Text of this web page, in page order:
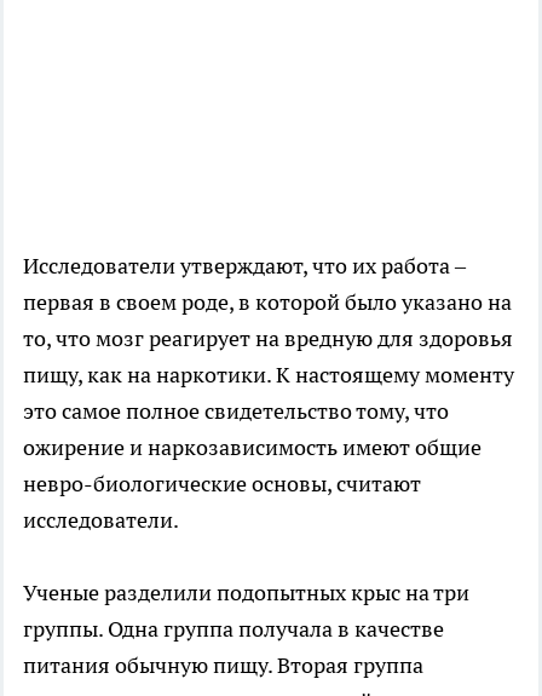
Исследователи утверждают, что их работа –
первая в своем роде, в которой было указано на
то, что мозг реагирует на вредную для здоровья
пищу, как на наркотики. К настоящему моменту
это самое полное свидетельство тому, что
ожирение и наркозависимость имеют общие
невро-биологические основы, считают
исследователи.
Ученые разделили подопытных крыс на три
группы. Одна группа получала в качестве
питания обычную пищу. Вторая группа